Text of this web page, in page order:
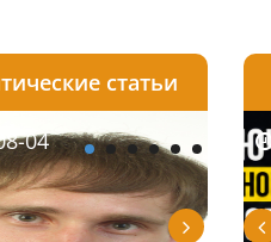
2026-
статьи
04
08-05